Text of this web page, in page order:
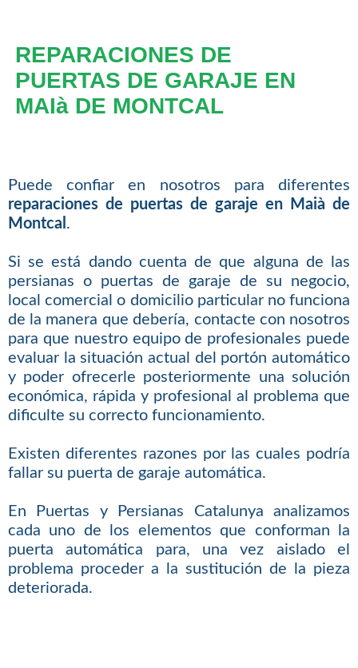
REPARACIONES DE
PUERTAS DE GARAJE EN
MAIà DE MONTCAL
Puede confiar en nosotros para diferentes
reparaciones de puertas de garaje en Maià de
Montcal .
Si se está dando cuenta de que alguna de las
persianas o puertas de garaje de su negocio,
local comercial o domicilio particular no funciona
de la manera que debería, contacte con nosotros
para que nuestro equipo de profesionales puede
evaluar la situación actual del portón automático
y poder ofrecerle posteriormente una solución
económica, rápida y profesional al problema que
dificulte su correcto funcionamiento.
Existen diferentes razones por las cuales podría
fallar su puerta de garaje automática.
En Puertas y Persianas Catalunya analizamos
cada uno de los elementos que conforman la
puerta automática para, una vez aislado el
problema proceder a la sustitución de la pieza
deteriorada.